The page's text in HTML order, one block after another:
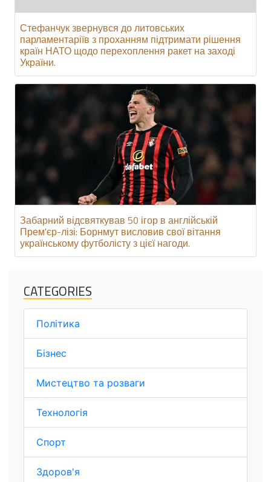
Стефанчук звернувся до литовських
парламентаріїв з проханням підтримати рішення
країн НАТО щодо перехоплення ракет на заході
України.
Забарний відсвяткував 50 ігор в англійській
Прем'єр-лізі: Борнмут висловив свої вітання
українському футболісту з цієї нагоди.
CATEGORIES
Політика
Бізнес
Мистецтво та розваги
Технологія
Спорт
Здоров'я